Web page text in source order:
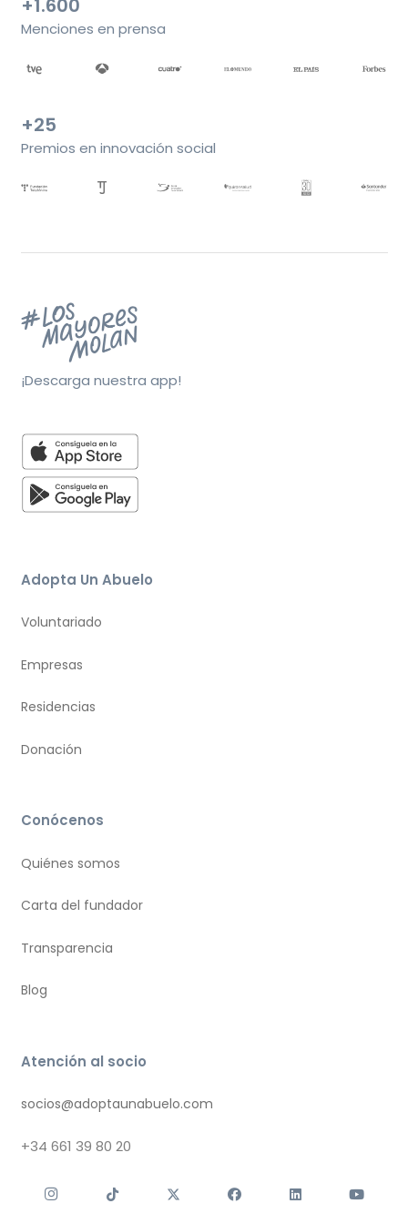
+1.600
Menciones en prensa
+25
Premios en innovación social
¡Descarga nuestra app!
Adopta Un Abuelo
Voluntariado
Empresas
Residencias
Donación
Conócenos
Quiénes somos
Carta del fundador
Transparencia
Blog
Atención al socio
socios@adoptaunabuelo.com
+34 661 39 80 20